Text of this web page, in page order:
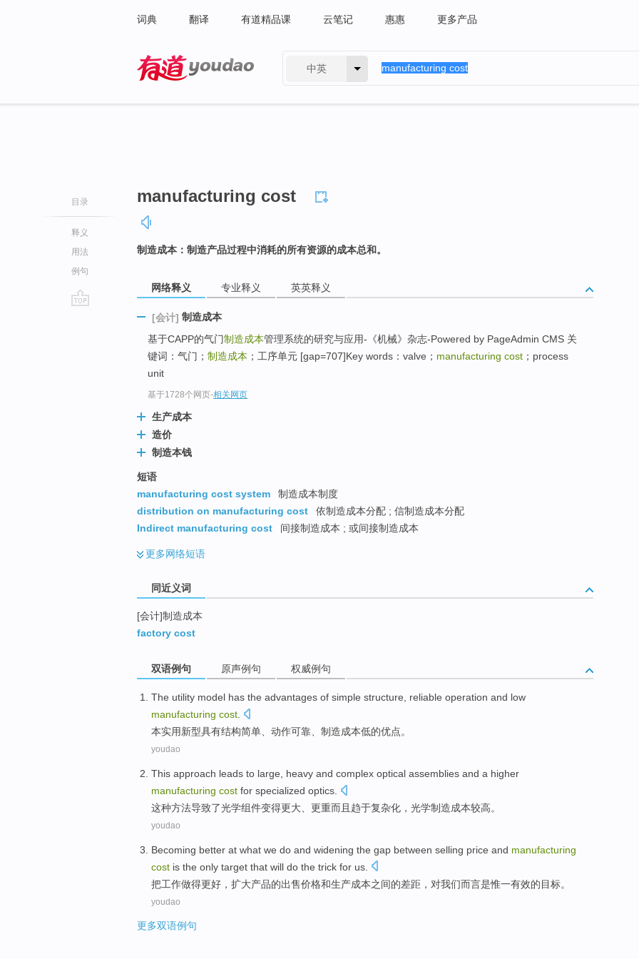
词典 翻译 有道精品课 云笔记 惠惠 更多产品
中英
目录
释义
用法
例句
manufacturing cost
制造成本：制造产品过程中消耗的所有资源的成本总和。
网络释义 专业释义 英英释义
[会计] 制造成本
基于CAPP的气门制造成本管理系统的研究与应用-《机械》杂志-Powered by PageAdmin CMS 关
键词：气门； 制造成本 ；工序单元 [gap=707]Key words：valve； manufacturing cost ；process
unit
基于1728个网页-相关网页
生产成本
造价
制造本钱
短语
manufacturing cost system
制造成本制度
distribution on manufacturing cost
依制造成本分配 ; 信制造成本分配
Indirect manufacturing cost
间接制造成本 ; 或间接制造成本
更多网络短语
同近义词
[会计]制造成本
factory cost
双语例句 原声例句 权威例句
The utility model has the advantages of simple structure reliable operation and low
manufacturing cost
本实用新型具有结构简单 、动作可靠 、制造成本低的优点。
youdao
This approach leads to large heavy and complex optical assemblies and a higher
manufacturing cost for specialized optics
这种方法导致了光学组件变得更大 更重而且 趋于复杂化 ， 光学制造成本较高。
youdao
Becoming better at what we do and widening the gap between selling price and manufacturing
cost is the only target that will do the trick for us
把工作做得更好 ， 扩大产品的出售价格和生产成本之间的差距， 对我们而言是惟一有效的目标。
youdao
更多双语例句